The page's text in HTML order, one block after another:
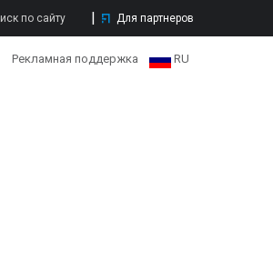
Для партнеров
Рекламная поддержка RU